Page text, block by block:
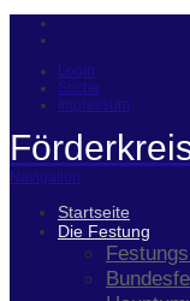
Login
Suche
Impressum
Navigation
Startseite
Die Festung